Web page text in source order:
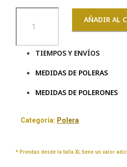
Mejor
cantidad
AÑADIR AL
TIEMPOS Y ENVÍOS
MEDIDAS DE POLERAS
MEDIDAS DE POLERONES
Categoría: Polera
* Prendas desde la talla XL tiene un valor